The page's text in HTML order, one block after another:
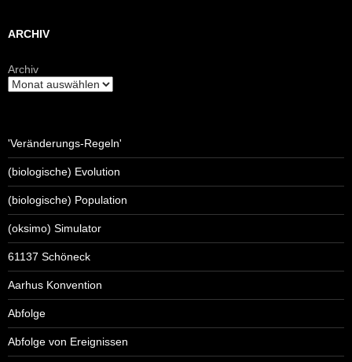
ARCHIV
Archiv
'Veränderungs-Regeln'
(biologische) Evolution
(biologische) Population
(oksimo) Simulator
61137 Schöneck
Aarhus Konvention
Abfolge
Abfolge von Ereignissen